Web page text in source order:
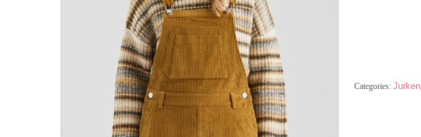
Categories:Jurken